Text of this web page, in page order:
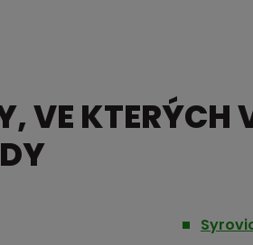
VE KTERÝCH